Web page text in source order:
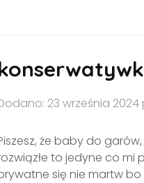
23 września 2024
że baby do
to jedyne co mi
się nie martw bo